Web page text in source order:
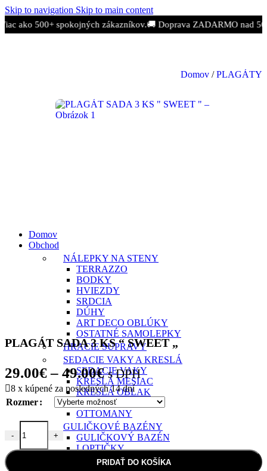
Skip to navigation Skip to main content
ako 500+ spokojných zákazníkov.🚚 Doprava ZADARMO nad
Domov
Obchod
NÁLEPKY NA STENY
TERRAZZO
BODKY
HVIEZDY
SRDCIA
DÚHY
ART DECO OBLÚKY
OSTATNÉ SAMOLEPKY
HRACIE SÚPRAVY
SEDACIE VAKY A KRESLÁ
SEDACIE VAKY
KRESLÁ MESIAC
KRESLÁ OBLAK
BUNNY VAKY
OTTOMANY
GULIČKOVÉ BAZÉNY
GULIČKOVÝ BAZÉN
LOPTIČKY
POŤAHY NA BAZÉNY
Domov / PLAGÁTY
PLAGÁT SADA 3 KS “ SWEET „
29.00€ – 49.00€Price
range:
29.00€
through
49.00€
s DPH
8 x kúpené za posledných 14 dní
Rozmer
-
množstvo PLAGÁT SADA 3 KS " SWEET "
+
PRIDAŤ DO KOŠÍKA